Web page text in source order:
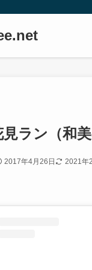
ラン（和美
2017年4月26日 2021年